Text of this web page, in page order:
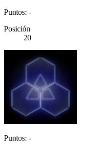
Puntos: -
Posición
20
Puntos: -